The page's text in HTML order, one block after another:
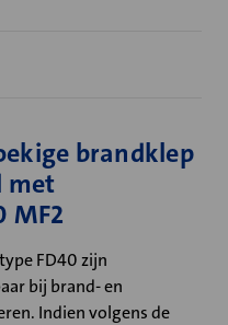
brandklep
met
MF2
FD40 zijn
bij brand- en
Indien volgens de